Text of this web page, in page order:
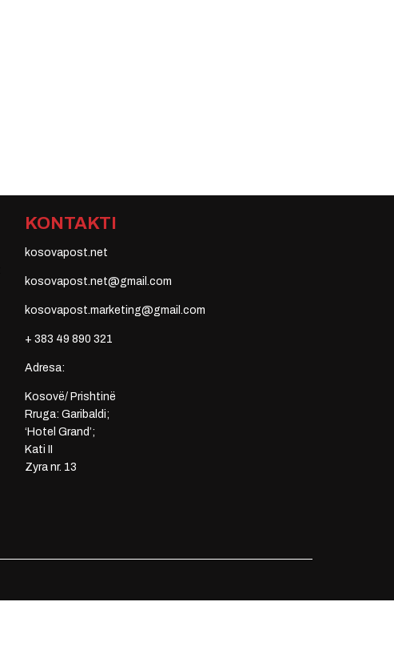
KONTAKTI
kosovapost.net
kosovapost.net@gmail.com
kosovapost.marketing@gmail.com
+ 383 49 890 321
Adresa:
Kosovë/ Prishtinë
Rruga: Garibaldi;
‘Hotel Grand’;
Kati II
Zyra nr. 13